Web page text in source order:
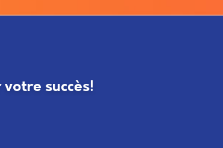
votre succès!